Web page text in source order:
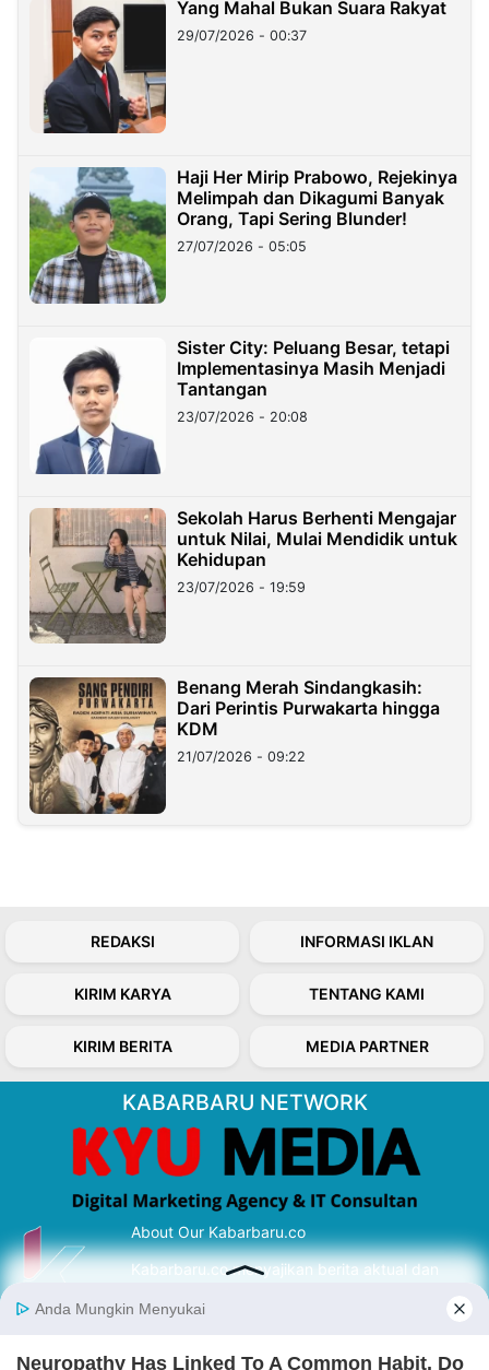
Yang Mahal Bukan Suara Rakyat
29/07/2026 - 00:37
Haji Her Mirip Prabowo, Rejekinya
Melimpah dan Dikagumi Banyak
Orang, Tapi Sering Blunder!
27/07/2026 - 05:05
Sister City: Peluang Besar, tetapi
Implementasinya Masih Menjadi
Tantangan
23/07/2026 - 20:08
Sekolah Harus Berhenti Mengajar
untuk Nilai, Mulai Mendidik untuk
Kehidupan
23/07/2026 - 19:59
Benang Merah Sindangkasih:
Dari Perintis Purwakarta hingga
KDM
21/07/2026 - 09:22
REDAKSI INFORMASI IKLAN
KIRIM KARYA TENTANG KAMI
KIRIM BERITA MEDIA PARTNER
KABARBARU NETWORK
About Our Kabarbaru.co
Kabarbaru.co menyajikan berita aktual dan
serta terverifikasi dari sumber yang tepat.
Follow Kabarbaru